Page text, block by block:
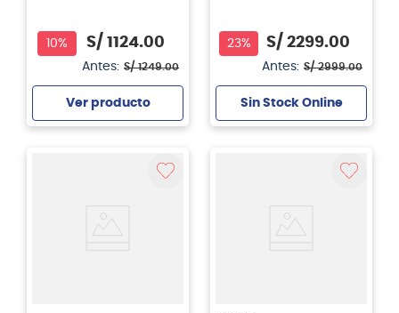
10% S/ 1124.00
Antes: S/ 1249.00
Ver producto
23% S/ 2299.00
Antes: S/ 2999.00
Sin Stock Online